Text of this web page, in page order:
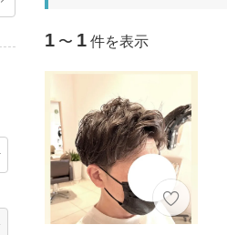
1 〜 1 件を表示